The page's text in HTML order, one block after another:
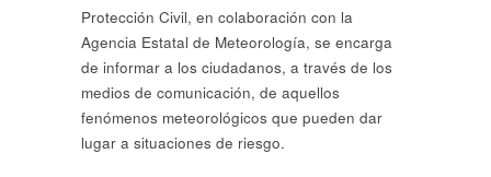
Protección Civil, en colaboración con la
Agencia Estatal de Meteorología, se encarga
de informar a los ciudadanos, a través de los
medios de comunicación, de aquellos
fenómenos meteorológicos que pueden dar
lugar a situaciones de riesgo.